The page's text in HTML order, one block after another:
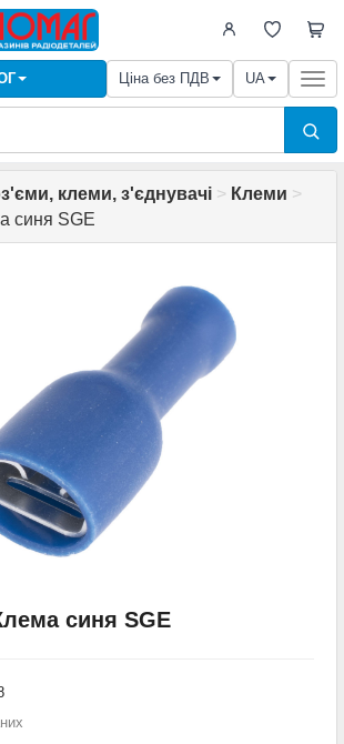
Ціна без ПДВ UA
клеми, з'єднувачі > Клеми >
синя SGE
синя SGE